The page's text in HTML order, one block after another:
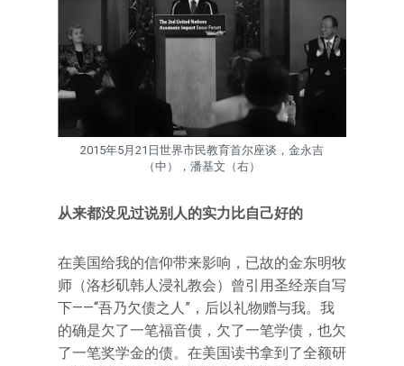
2015年5月21日世界市民教育首尔座谈，金永吉
（中），潘基文（右）
从来都没见过说别人的实力比自己好的
在美国给我的信仰带来影响，已故的金东明牧
师（洛杉矶韩人浸礼教会）曾引用圣经亲自写
下——“吾乃欠债之人”，后以礼物赠与我。我
的确是欠了一笔福音债，欠了一笔学债，也欠
了一笔奖学金的债。在美国读书拿到了全额研